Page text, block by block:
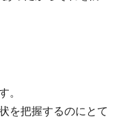
。
を把握するのにとて